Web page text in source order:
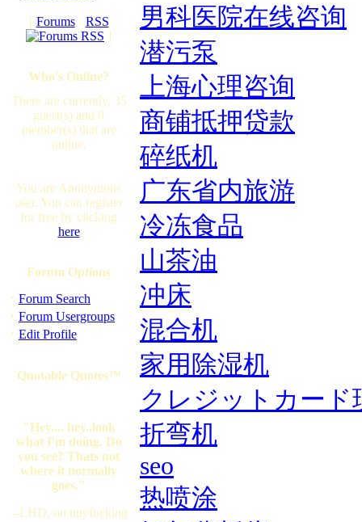
[ Forums· RSS
]
Who's Online?
There are currently, 35
guest(s) and 0
member(s) that are
online.
You are Anonymous
user. You can register
for free by clicking
here
Forum Options
· Forum Search
· Forum Usergroups
· Edit Profile
Quotable Quotes™
"Hey.... hey..look
what I'm doing. Do
you see? Thats not
where it normally
goes."
--LHD, on tittyfucking
男科医院在线咨询
潜污泵
上海心理咨询
商铺抵押贷款
碎纸机
广东省内旅游
冷冻食品
山茶油
冲床
混合机
家用除湿机
クレジットカード
折弯机
seo
热喷涂